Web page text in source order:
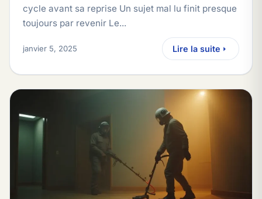
cycle avant sa reprise Un sujet mal lu finit presque
toujours par revenir Le...
janvier 5, 2025 Lire la suite